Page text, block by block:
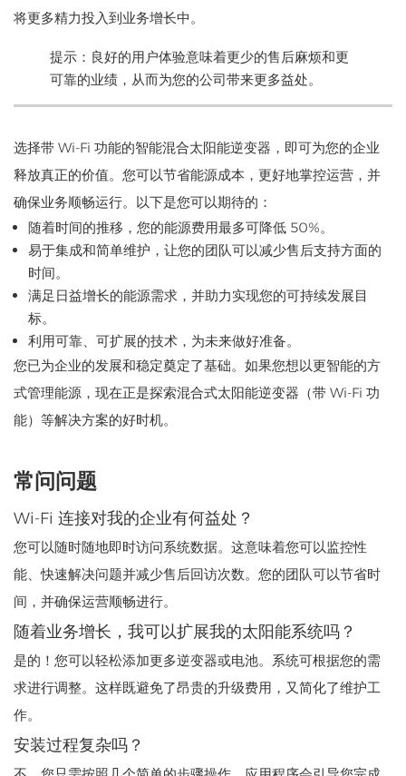
将更多精力投入到业务增长中。
提示：良好的用户体验意味着更少的售后麻烦和更
可靠的业绩，从而为您的公司带来更多益处。
选择带 Wi-Fi 功能的智能混合太阳能逆变器，即可为您的企业
释放真正的价值。您可以节省能源成本，更好地掌控运营，并
确保业务顺畅运行。以下是您可以期待的：
随着时间的推移，您的能源费用最多可降低 50%。
易于集成和简单维护，让您的团队可以减少售后支持方面的
时间。
满足日益增长的能源需求，并助力实现您的可持续发展目
标。
利用可靠、可扩展的技术，为未来做好准备。
您已为企业的发展和稳定奠定了基础。如果您想以更智能的方
式管理能源，现在正是探索混合式太阳能逆变器（带 Wi-Fi 功
能）等解决方案的好时机。
常问问题
Wi-Fi 连接对我的企业有何益处？
您可以随时随地即时访问系统数据。这意味着您可以监控性
能、快速解决问题并减少售后回访次数。您的团队可以节省时
间，并确保运营顺畅进行。
随着业务增长，我可以扩展我的太阳能系统吗？
是的！您可以轻松添加更多逆变器或电池。系统可根据您的需
求进行调整。这样既避免了昂贵的升级费用，又简化了维护工
作。
安装过程复杂吗？